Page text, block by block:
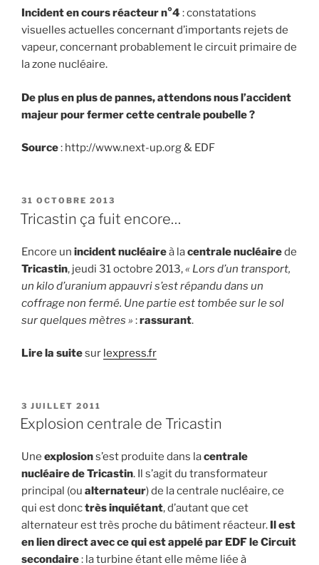
Incident en cours réacteur n°4 : constatations
visuelles actuelles concernant d’importants rejets de
vapeur, concernant probablement le circuit primaire de
la zone nucléaire.
De plus en plus de pannes, attendons nous l’accident
majeur pour fermer cette centrale poubelle ?
Source: http://www.next-up.org & EDF
PUBLIÉ
LE
31 OCTOBRE 2013
Tricastin ça fuit encore…
Encore un incident nucléaireà lacentrale nucléairede
Tricastin, jeudi 31 octobre 2013,« Lors d’un transport,
un kilo d’uranium appauvri s’est répandu dans un
coffrage non fermé. Une partie est tombée sur le sol
sur quelques mètres » :rassurant.
Lire la suitesur lexpress.fr
PUBLIÉ
LE
3 JUILLET 2011
Explosion centrale de Tricastin
Une explosions’est produite dans lacentrale
nucléaire de Tricastin. Il s’agit du transformateur
principal (ou alternateur) de la centrale nucléaire, ce
qui est donctrès inquiétant, d’autant que cet
alternateur est très proche du bâtiment réacteur. Il est
en lien direct avec ce qui est appelé par EDF le Circuit
secondaire: la turbine étant elle même liée à